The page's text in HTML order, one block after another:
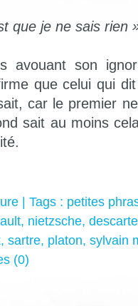
que je ne sais rien
avouant son
que celui qui
car le premier
sait au moins
| Tags : petites
, nietzsche,
, sartre, platon, sylvain
(0)